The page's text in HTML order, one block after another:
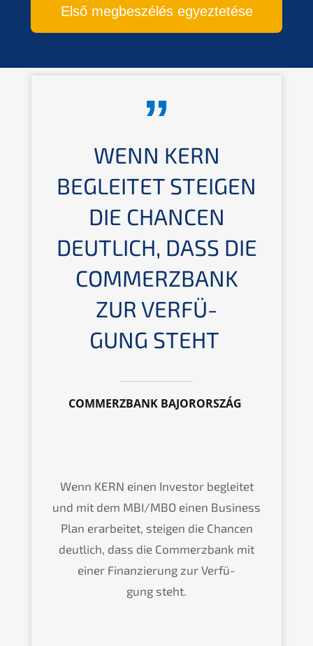
Első megbes­zé­lés egyeztetése
WENN KERN
BEGLEI­TET STEIGEN
DIE CHANCEN
DEUTLICH, DASS DIE
COMMERZ­BANK
ZUR VERFÜ­
GUNG STEHT
COMMERZ­BANK BAJORORSZÁG
Wenn KERN einen Inves­tor beglei­tet
und mit dem MBI/MBO einen Business
Plan erarbei­tet, steigen die Chancen
deutlich, dass die Commerz­bank mit
einer Finan­zie­rung zur Verfü­
gung steht.